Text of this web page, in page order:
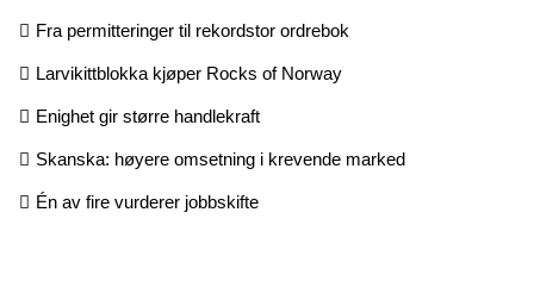
Fra permitteringer til rekordstor ordrebok
Larvikittblokka kjøper Rocks of Norway
Enighet gir større handlekraft
Skanska: høyere omsetning i krevende marked
Én av fire vurderer jobbskifte